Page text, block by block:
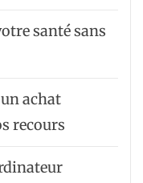
santé sans
achat
recours